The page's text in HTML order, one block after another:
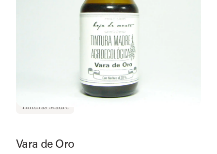
Tinturas Madre
Vara de Oro